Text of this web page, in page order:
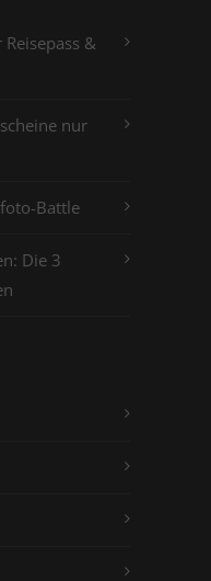
&
nur
Battle
Die 3